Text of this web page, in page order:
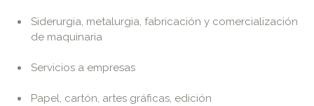
Siderurgia, metalurgia, fabricación y comercialización
de maquinaria
Servicios a empresas
Papel, cartón, artes gráficas, edición